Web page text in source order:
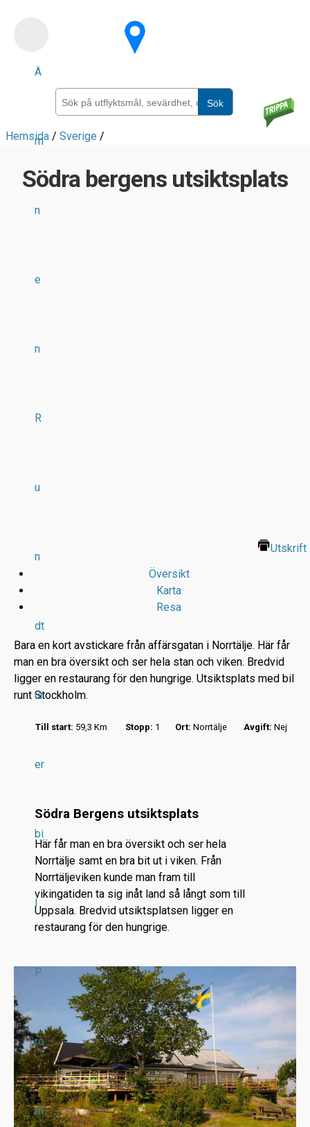
Ä
m
n
e
n
R
u
n
dt
ur
er
bi
l
P
ro
m
Sök
Hemsida / Sverige /
Södra bergens utsiktsplats
Utskrift
Översikt
Karta
Resa
Bara en kort avstickare från affärsgatan i Norrtälje. Här får
man en bra översikt och ser hela stan och viken. Bredvid
ligger en restaurang för den hungrige. Utsiktsplats med bil
runt Stockholm.
Till start: 59,3 Km Stopp: 1 Ort: Norrtälje Avgift: Nej
Södra Bergens utsiktsplats
Här får man en bra översikt och ser hela
Norrtälje samt en bra bit ut i viken. Från
Norrtäljeviken kunde man fram till
vikingatiden ta sig inåt land så långt som till
Uppsala. Bredvid utsiktsplatsen ligger en
restaurang för den hungrige.